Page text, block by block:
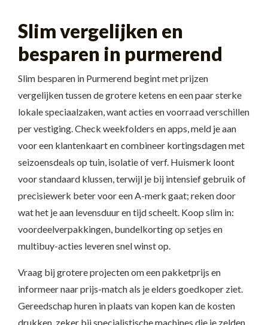
Slim vergelijken en
besparen in purmerend
Slim besparen in Purmerend begint met prijzen
vergelijken tussen de grotere ketens en een paar sterke
lokale speciaalzaken, want acties en voorraad verschillen
per vestiging. Check weekfolders en apps, meld je aan
voor een klantenkaart en combineer kortingsdagen met
seizoensdeals op tuin, isolatie of verf. Huismerk loont
voor standaard klussen, terwijl je bij intensief gebruik of
precisiewerk beter voor een A-merk gaat; reken door
wat het je aan levensduur en tijd scheelt. Koop slim in:
voordeelverpakkingen, bundelkorting op setjes en
multibuy-acties leveren snel winst op.
Vraag bij grotere projecten om een pakketprijs en
informeer naar prijs-match als je elders goedkoper ziet.
Gereedschap huren in plaats van kopen kan de kosten
drukken, zeker bij specialistische machines die je zelden